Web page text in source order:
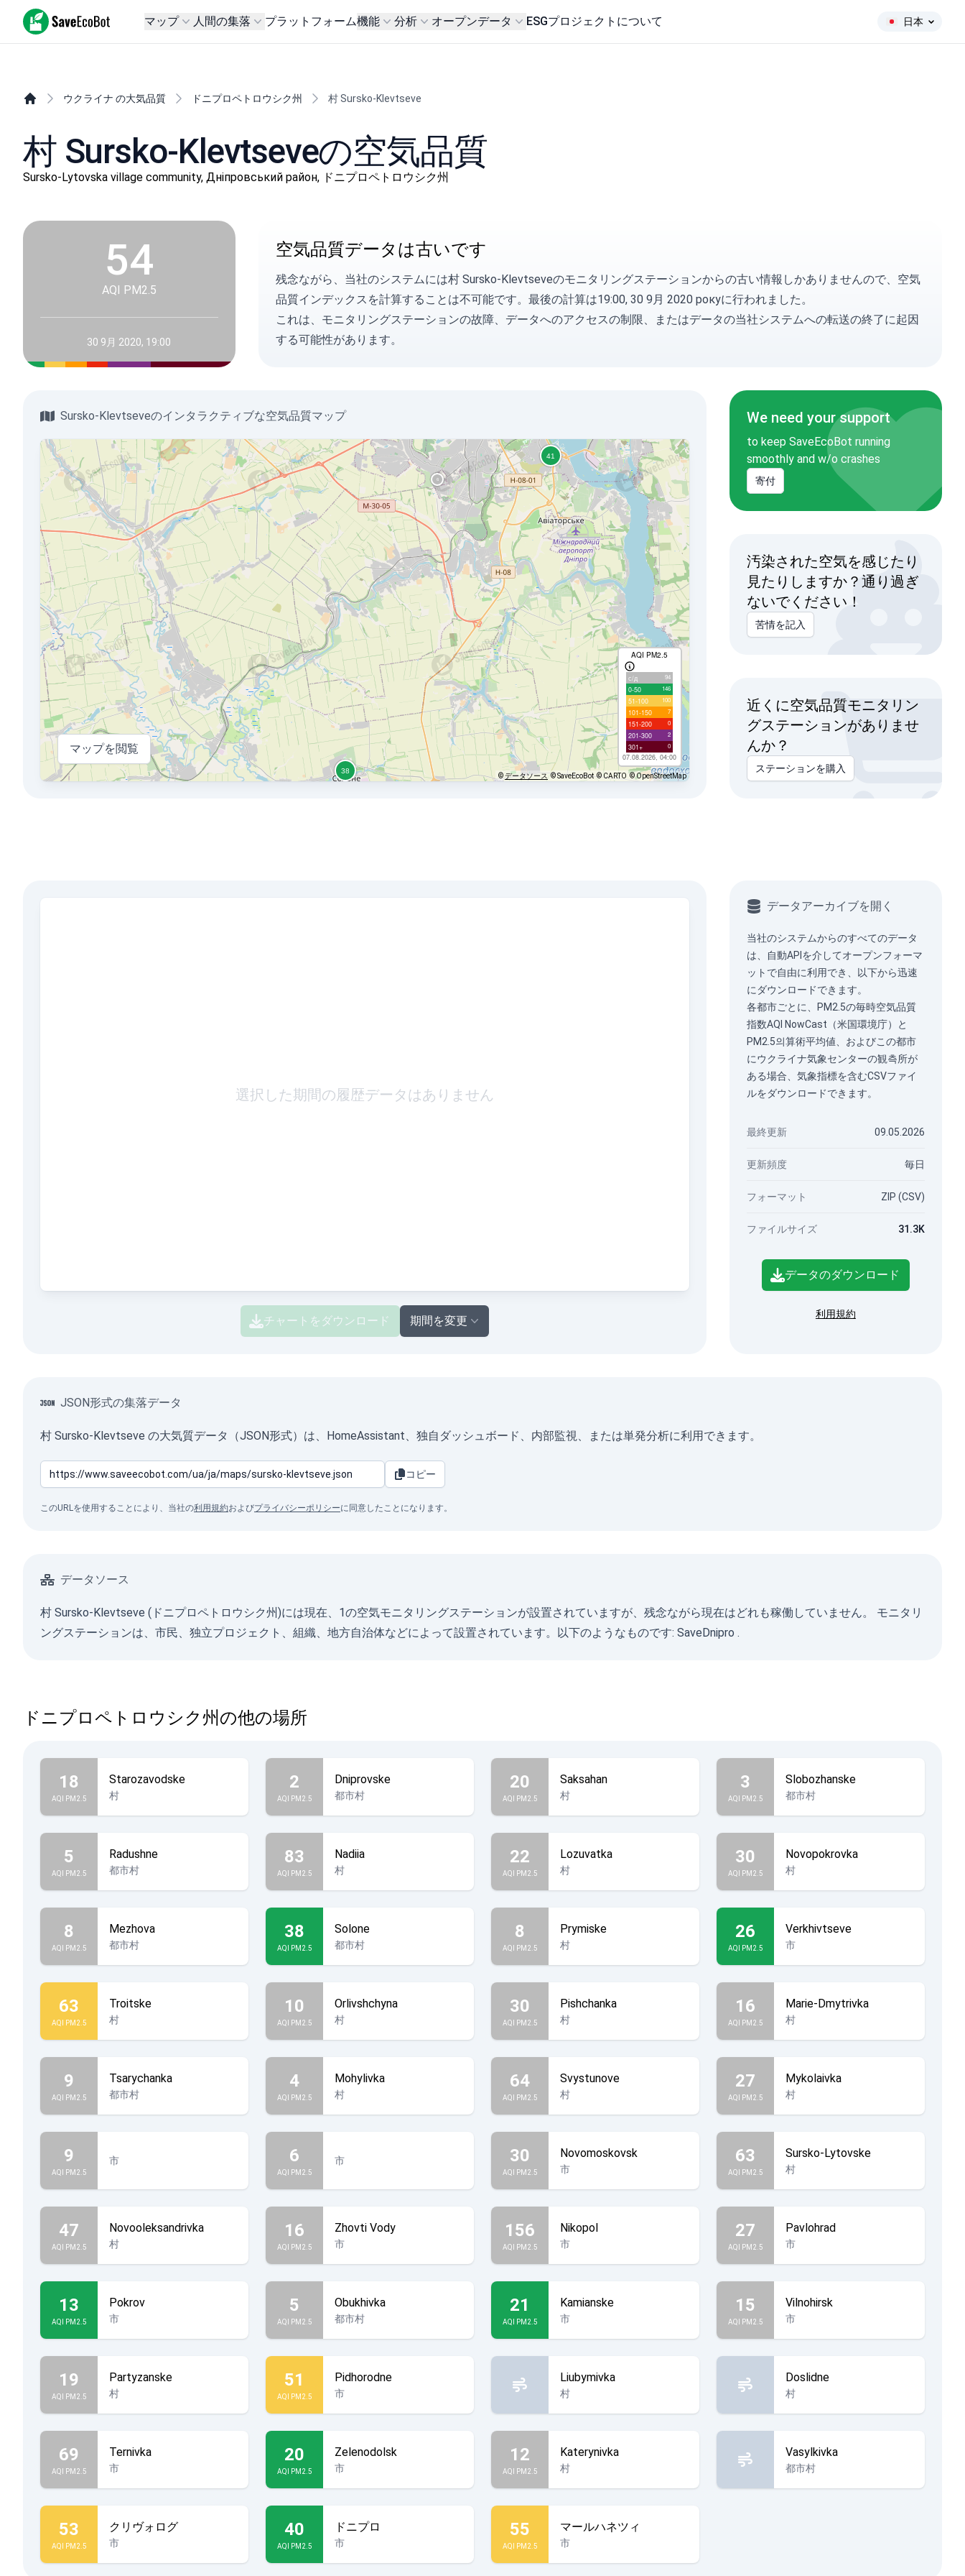
SaveEcoBot マップ 人間の集落 プラットフォーム機能 分析 オープンデータ ESGプロジェクトについて 日本
ウクライナ の大気品質 ドニプロペトロウシク州 村 Sursko-Klevtseve
村 Sursko-Klevtseveの空気品質
Sursko-Lytovska village community, Дніпровський район, ドニプロペトロウシク州
54
AQI PM2.5
30 9月 2020, 19:00
空気品質データは古いです
残念ながら、当社のシステムには村 Sursko-Klevtseveのモニタリングステーションからの古い情報しかありませんので、空気
品質インデックスを計算することは不可能です。最後の計算は19:00, 30 9月 2020 рокуに行われました。
これは、モニタリングステーションの故障、データへのアクセスの制限、またはデータの当社システムへの転送の終了に起因
する可能性があります。
Sursko-Klevtseveのインタラクティブな空気品質マップ
AQI PM2.5
с/д 94
0-50 146
51-100 100
101-150 7
151-200 0
201-300 2
301+ 0
07.08.2026, 04:00
マップを閲覧
©データソース © SaveEcoBot © CARTO © OpenStreetMap
We need your support
to keep SaveEcoBot running
smoothly and w/o crashes
寄付
汚染された空気を感じたり
見たりしますか？通り過ぎ
ないでください！
苦情を記入
近くに空気品質モニタリン
グステーションがありませ
んか？
ステーションを購入
選択した期間の履歴データはありません
チャートをダウンロード 期間を変更
データアーカイブを開く
当社のシステムからのすべてのデータ
は、
自動API を介してオープンフォーマ
ットで自由に利用でき、以下から迅速
にダウンロードできます。
各都市ごとに、PM2.5の毎時空気品質
指数AQI NowCast（米国環境庁）と
PM2.5의算術平均値、およびこの都市
にウクライナ気象センターの観측所が
ある場合、気象指標を含むCSVファイ
ルをダウンロードできます。
最終更新 09.05.2026
更新頻度 毎日
フォーマット ZIP (CSV)
ファイルサイズ 31.3K
データのダウンロード
利用規約
JSON形式の集落データ
村 Sursko-Klevtseve の大気質データ（JSON形式）は、HomeAssistant、独自ダッシュボード、内部監視、または単発分析に利用できます。
コピー
このURLを使用することにより、当社の利用規約およびプライバシーポリシーに同意したことになります。
データソース
村 Sursko-Klevtseve (ドニプロペトロウシク州)には現在、1の空気モニタリングステーションが設置されていますが、残念ながら現在はどれも稼働していません。 モニタリ
ングステーションは、市民、独立プロジェクト、組織、地方自治体などによって設置されています。以下のようなものです: SaveDnipro .
ドニプロペトロウシク州の他の場所
18
AQI PM2.5
Starozavodske
村
2
AQI PM2.5
Dniprovske
都市村
20
AQI PM2.5
Saksahan
村
3
AQI PM2.5
Slobozhanske
都市村
5
AQI PM2.5
Radushne
都市村
83
AQI PM2.5
Nadiia
村
22
AQI PM2.5
Lozuvatka
村
30
AQI PM2.5
Novopokrovka
村
8
AQI PM2.5
Mezhova
都市村
38
AQI PM2.5
Solone
都市村
8
AQI PM2.5
Prymiske
村
26
AQI PM2.5
Verkhivtseve
市
63
AQI PM2.5
Troitske
村
10
AQI PM2.5
Orlivshchyna
村
30
AQI PM2.5
Pishchanka
村
16
AQI PM2.5
Marie-Dmytrivka
村
9
AQI PM2.5
Tsarychanka
都市村
4
AQI PM2.5
Mohylivka
村
64
AQI PM2.5
Svystunove
村
27
AQI PM2.5
Mykolaivka
村
9
AQI PM2.5
市 6
AQI PM2.5
市 30
AQI PM2.5
Novomoskovsk
市
63
AQI PM2.5
Sursko-Lytovske
村
47
AQI PM2.5
Novooleksandrivka
村
16
AQI PM2.5
Zhovti Vody
市
156
AQI PM2.5
Nikopol
市
27
AQI PM2.5
Pavlohrad
市
13
AQI PM2.5
Pokrov
市
5
AQI PM2.5
Obukhivka
都市村
21
AQI PM2.5
Kamianske
市
15
AQI PM2.5
Vilnohirsk
市
19
AQI PM2.5
Partyzanske
村
51
AQI PM2.5
Pidhorodne
市
Liubymivka
村
Doslidne
村
69
AQI PM2.5
Ternivka
市
20
AQI PM2.5
Zelenodolsk
市
12
AQI PM2.5
Katerynivka
村
Vasylkivka
都市村
53
AQI PM2.5
クリヴォログ
市
40
AQI PM2.5
ドニプロ
市
55
AQI PM2.5
マールハネツィ
市